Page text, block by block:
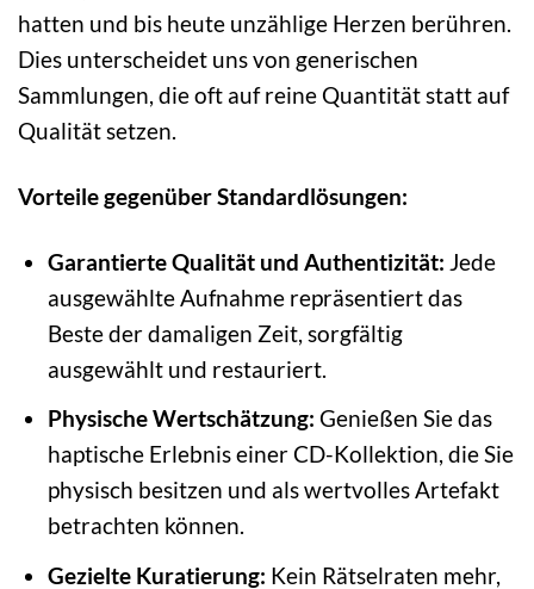
hatten und bis heute unzählige Herzen berühren.
Dies unterscheidet uns von generischen
Sammlungen, die oft auf reine Quantität statt auf
Qualität setzen.
Vorteile gegenüber Standardlösungen:
Garantierte Qualität und Authentizität: Jede
ausgewählte Aufnahme repräsentiert das
Beste der damaligen Zeit, sorgfältig
ausgewählt und restauriert.
Physische Wertschätzung: Genießen Sie das
haptische Erlebnis einer CD-Kollektion, die Sie
physisch besitzen und als wertvolles Artefakt
betrachten können.
Gezielte Kuratierung: Kein Rätselraten mehr,